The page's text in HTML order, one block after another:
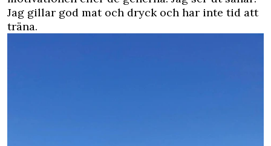
Jag gillar god mat och dryck och har inte tid att
träna.